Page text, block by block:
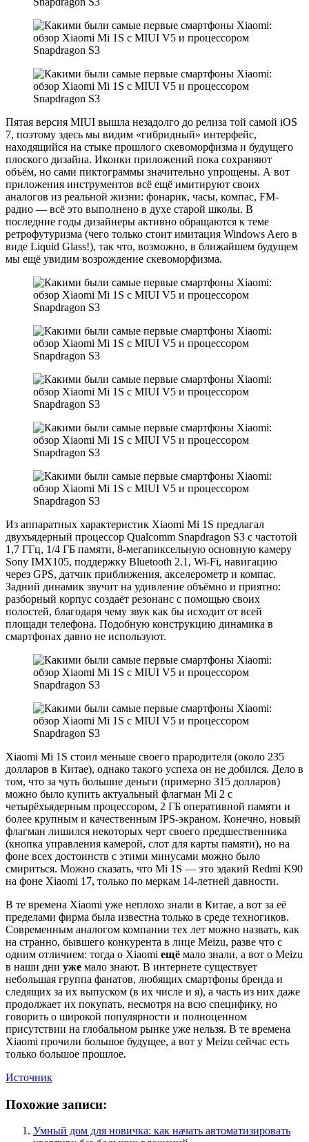
Пятая версия MIUI вышла незадолго до релиза той самой iOS
7, поэтому здесь мы видим «гибридный» интерфейс,
находящийся на стыке прошлого скевоморфизма и будущего
плоского дизайна. Иконки приложений пока сохраняют
объём, но сами пиктограммы значительно упрощены. А вот
приложения инструментов всё ещё имитируют своих
аналогов из реальной жизни: фонарик, часы, компас, FM-
радио — всё это выполнено в духе старой школы. В
последние годы дизайнеры активно обращаются к теме
ретрофутуризма (чего только стоит имитация Windows Aero в
виде Liquid Glass!), так что, возможно, в ближайшем будущем
мы ещё увидим возрождение скевоморфизма.
Из аппаратных характеристик Xiaomi Mi 1S предлагал
двухъядерный процессор Qualcomm Snapdragon S3 с частотой
1,7 ГГц, 1/4 ГБ памяти, 8-мегапиксельную основную камеру
Sony IMX105, поддержку Bluetooth 2.1, Wi-Fi, навигацию
через GPS, датчик приближения, акселерометр и компас.
Задний динамик звучит на удивление объёмно и приятно:
разборный корпус создаёт резонанс с помощью своих
полостей, благодаря чему звук как бы исходит от всей
площади телефона. Подобную конструкцию динамика в
смартфонах давно не используют.
Xiaomi Mi 1S стоил меньше своего прародителя (около 235
долларов в Китае), однако такого успеха он не добился. Дело в
том, что за чуть большие деньги (примерно 315 долларов)
можно было купить актуальный флагман Mi 2 с
четырёхъядерным процессором, 2 ГБ оперативной памяти и
более крупным и качественным IPS-экраном. Конечно, новый
флагман лишился некоторых черт своего предшественника
(кнопка управления камерой, слот для карты памяти), но на
фоне всех достоинств с этими минусами можно было
смириться. Можно сказать, что Mi 1S — это эдакий Redmi K90
на фоне Xiaomi 17, только по меркам 14-летней давности.
В те времена Xiaomi уже неплохо знали в Китае, а вот за её
пределами фирма была известна только в среде техногиков.
Современным аналогом компании тех лет можно назвать, как
на странно, бывшего конкурента в лице Meizu, разве что с
одним отличием: тогда о Xiaomi ещё мало знали, а вот о Meizu
в наши дни уже мало знают. В интернете существует
небольшая группа фанатов, любящих смартфоны бренда и
следящих за их выпуском (в их числе и я), а часть из них даже
продолжает их покупать, несмотря на всю специфику, но
говорить о широкой популярности и полноценном
присутствии на глобальном рынке уже нельзя. В те времена
Xiaomi прочили большое будущее, а вот у Meizu сейчас есть
только большое прошлое.
Источник
Похожие записи:
Умный дом для новичка: как начать автоматизировать